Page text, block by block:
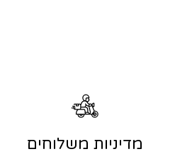
מדיניות משלוחים